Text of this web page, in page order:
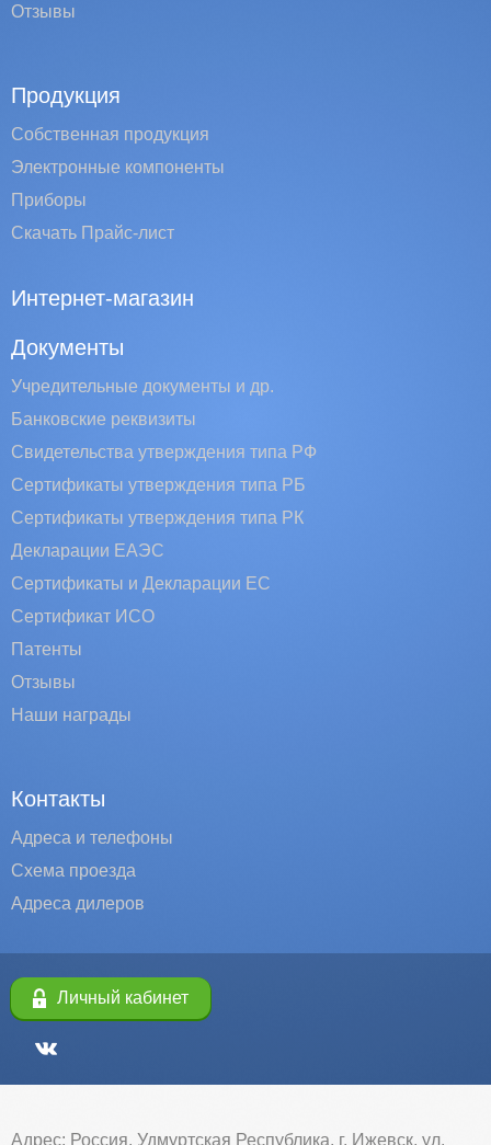
Отзывы
Продукция
Собственная продукция
Электронные компоненты
Приборы
Скачать Прайс-лист
Интернет-магазин
Документы
Учредительные документы и др.
Банковские реквизиты
Свидетельства утверждения типа РФ
Сертификаты утверждения типа РБ
Сертификаты утверждения типа РК
Декларации ЕАЭС
Сертификаты и Декларации EC
Сертификат ИСО
Патенты
Отзывы
Наши награды
Контакты
Адреса и телефоны
Схема проезда
Адреса дилеров
Личный кабинет
Адрес: Россия, Удмуртская Республика, г. Ижевск, ул.